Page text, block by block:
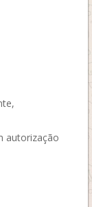
autorização